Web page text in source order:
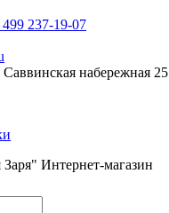
237-19-07
набережная 25
Интернет-магазин